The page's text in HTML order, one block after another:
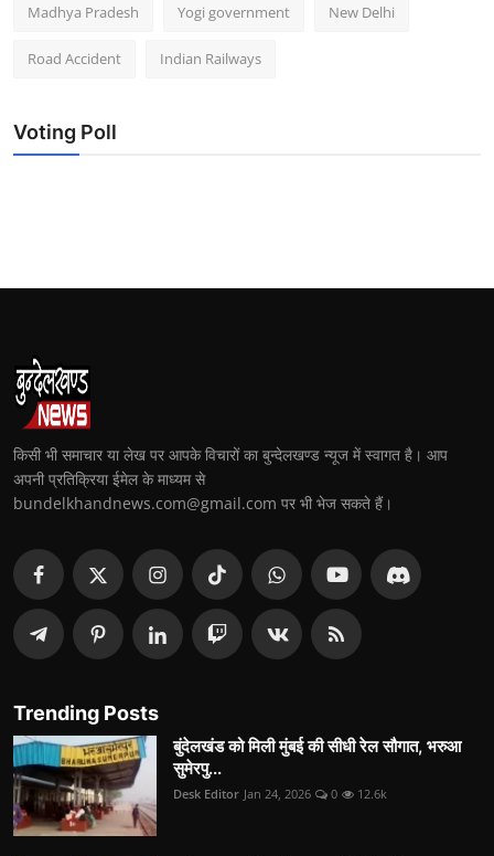
Madhya Pradesh Yogi government New Delhi
Road Accident Indian Railways
Voting Poll
किसी भी समाचार या लेख पर आपके विचारों का बुन्देलखण्ड न्यूज में स्वागत है। आप
अपनी प्रतिक्रिया ईमेल के माध्यम से
bundelkhandnews.com@gmail.com पर भी भेज सकते हैं।
Trending Posts
बुंदेलखंड को मिली मुंबई की सीधी रेल सौगात, भरुआ
सुमेरपु...
Desk Editor Jan 24, 2026 0 12.6k